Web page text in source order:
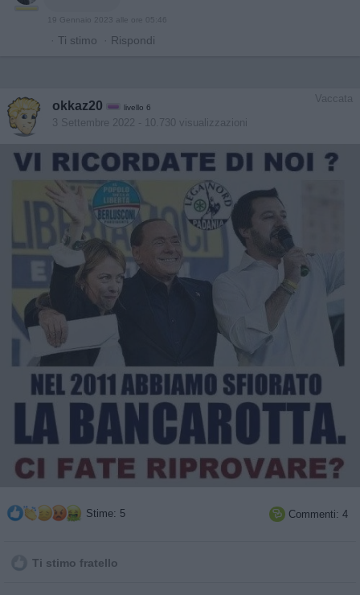
19 Gennaio 2023 alle ore 05:46
· Ti stimo · Rispondi
Vaccata
okkaz20 livello 6
3 Settembre 2022 - 10.730 visualizzazioni
Stime: 5  Commenti: 4
Ti stimo fratello